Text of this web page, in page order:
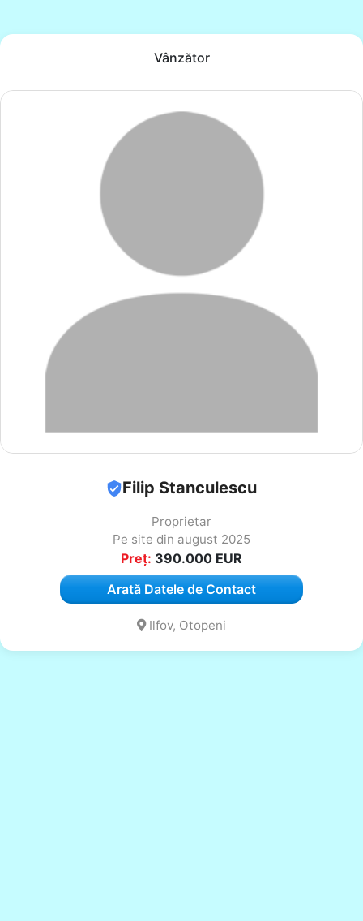
Vânzător
Filip Stanculescu
Proprietar
Pe site din august 2025
Preț: 390.000 EUR
Arată Datele de Contact
Ilfov, Otopeni